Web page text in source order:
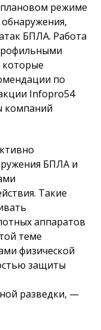
режиме
БПЛА. Работа
которые
по
Infopro54
компаний
БПЛА и
Такие
аппаратов
теме
физической
защиты
разведки, —